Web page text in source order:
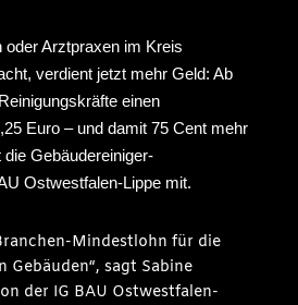
Arztpraxen im Kreis
verdient jetzt mehr Geld: Ab
einen
Euro – und damit 75 Cent mehr
Gebäudereiniger-
Ostwestfalen-Lippe mit.
Mindestlohn für die
Gebäuden“, sagt Sabine
der IG BAU Ostwestfalen-